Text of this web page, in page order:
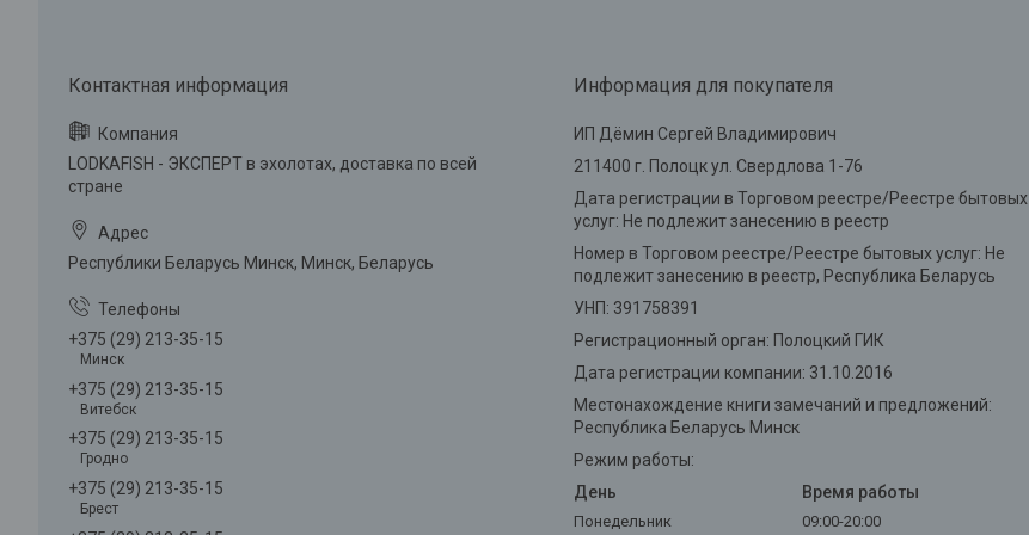
LODKAFISH - ЭКСПЕРТ в эхолотах, доставка по всей
стране
Республики Беларусь Минск, Минск, Беларусь
+375 (29) 213-35-15
Минск
+375 (29) 213-35-15
Витебск
+375 (29) 213-35-15
Гродно
+375 (29) 213-35-15
Брест
Информация для покупателя
ИП Дёмин Сергей Владимирович
211400 г. Полоцк ул. Свердлова 1-76
Дата регистрации в Торговом реестре/Реестре бытовых
услуг: Не подлежит занесению в реестр
Номер в Торговом реестре/Реестре бытовых услуг: Не
подлежит занесению в реестр, Республика Беларусь
УНП: 391758391
Регистрационный орган: Полоцкий ГИК
Дата регистрации компании: 31.10.2016
Местонахождение книги замечаний и предложений:
Республика Беларусь Минск
Режим работы:
День
Время работы
Понедельник
09:00-20:00